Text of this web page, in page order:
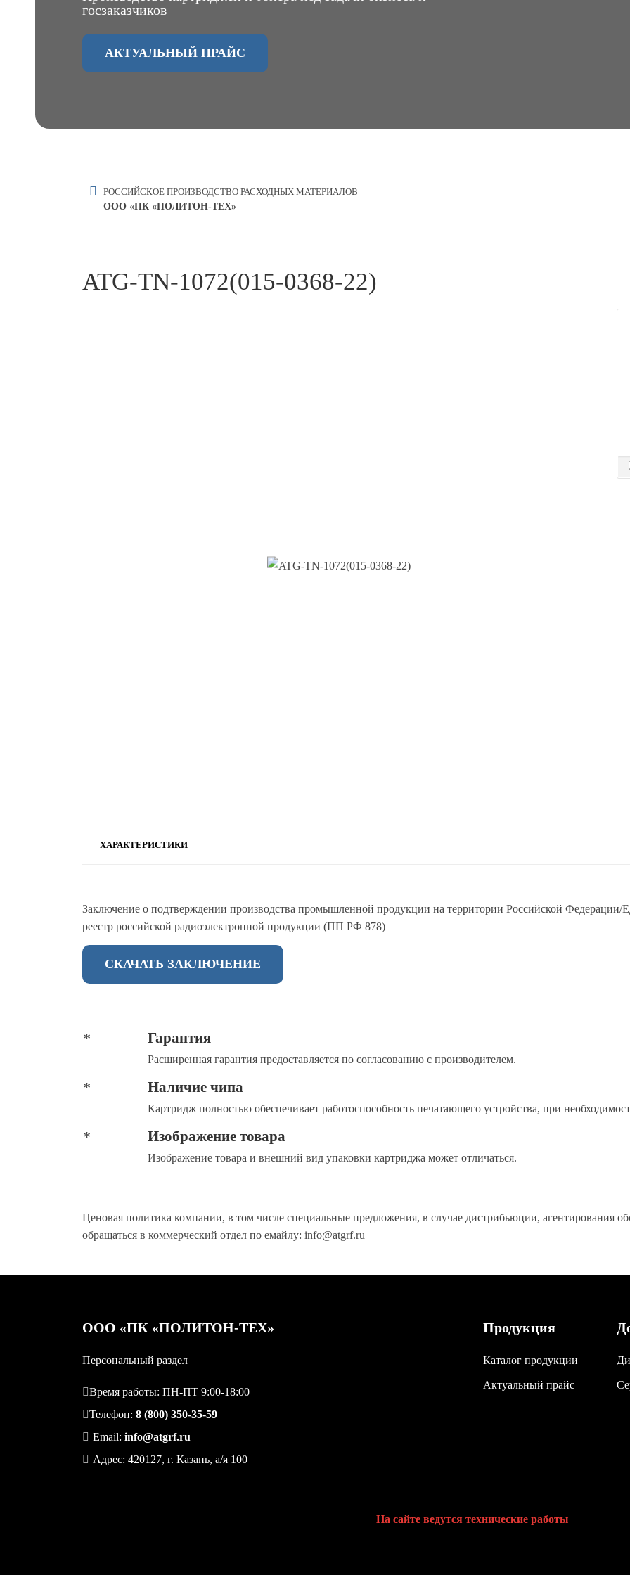
госзаказчиков
АКТУАЛЬНЫЙ ПРАЙС
РОССИЙСКОЕ ПРОИЗВОДСТВО РАСХОДНЫХ МАТЕРИАЛОВ
OOO «ПК «ПОЛИТОН-ТЕХ»
ATG-TN-1072(015-0368-22)
ХАРАКТЕРИСТИКИ
Заключение о подтверждении производства промышленной продукции на территории Российской Федерации/
реестр российской радиоэлектронной продукции (ПП РФ 878)
СКАЧАТЬ ЗАКЛЮЧЕНИЕ
Гарантия
Расширенная гарантия предоставляется по согласованию с производителем.
Наличие чипа
Картридж полностью обеспечивает работоспособность печатающего устройства, при
Изображение товара
Изображение товара и внешний вид упаковки картриджа может отличаться.
Ценовая политика компании, в том числе специальные предложения, в случае дистрибьюции, агентирования
обращаться в коммерческий отдел по емайлу: info@atgrf.ru
OOO «ПК «ПОЛИТОН-ТЕХ»
Персональный раздел
Время работы: ПН-ПТ 9:00-18:00
Телефон: 8 (800) 350-35-59
Email: info@atgrf.ru
Адрес: 420127, г. Казань, а/я 100
Продукция
Каталог продукции
Актуальный прайс
На сайте ведутся технические работы